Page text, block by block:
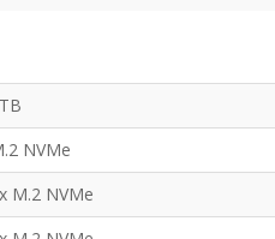
NVMe
M.2 NVMe